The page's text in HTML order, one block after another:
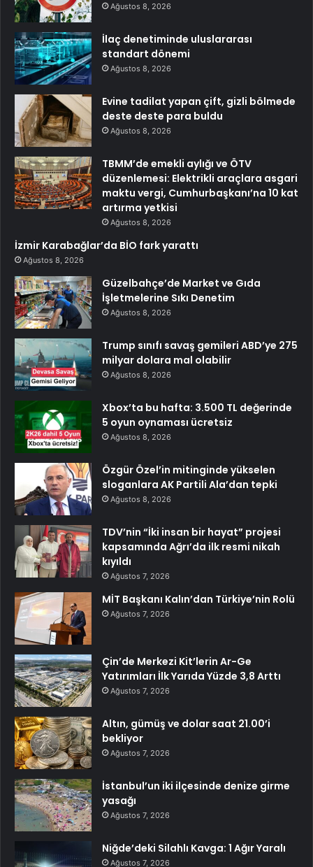
Ağustos 8, 2026
İlaç denetiminde uluslararası
standart dönemi
Ağustos 8, 2026
Evine tadilat yapan çift, gizli bölmede
deste deste para buldu
Ağustos 8, 2026
TBMM’de emekli aylığı ve ÖTV
düzenlemesi: Elektrikli araçlara asgari
maktu vergi, Cumhurbaşkanı’na 10 kat
artırma yetkisi
Ağustos 8, 2026
İzmir Karabağlar’da BİO fark yarattı
Ağustos 8, 2026
Güzelbahçe’de Market ve Gıda
İşletmelerine Sıkı Denetim
Ağustos 8, 2026
Trump sınıfı savaş gemileri ABD’ye 275
milyar dolara mal olabilir
Ağustos 8, 2026
Xbox’ta bu hafta: 3.500 TL değerinde
5 oyun oynaması ücretsiz
Ağustos 8, 2026
Özgür Özel’in mitinginde yükselen
sloganlara AK Partili Ala’dan tepki
Ağustos 8, 2026
TDV’nin “İki insan bir hayat” projesi
kapsamında Ağrı’da ilk resmi nikah
kıyıldı
Ağustos 7, 2026
MİT Başkanı Kalın’dan Türkiye’nin Rolü
Ağustos 7, 2026
Çin’de Merkezi Kit’lerin Ar-Ge
Yatırımları İlk Yarıda Yüzde 3,8 Arttı
Ağustos 7, 2026
Altın, gümüş ve dolar saat 21.00’i
bekliyor
Ağustos 7, 2026
İstanbul’un iki ilçesinde denize girme
yasağı
Ağustos 7, 2026
Niğde’deki Silahlı Kavga: 1 Ağır Yaralı
Ağustos 7, 2026